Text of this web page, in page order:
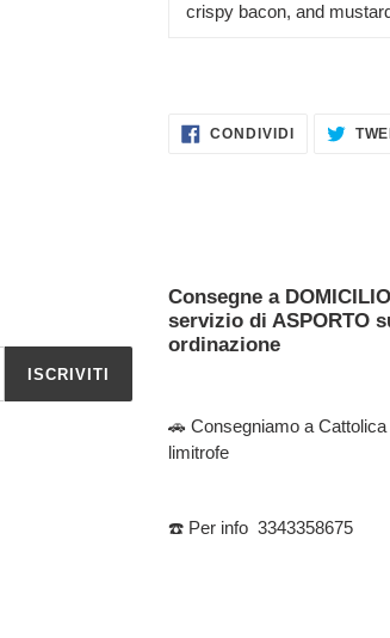
nelcrispy bacon, and
CONDIVIDICONDIVIDI
SU
ISCRIVITI
Consegne a
servizio di ASPORTO
ordinazione
🚗 Consegniamo a
limitrofe
☎️ Per info 3343358675